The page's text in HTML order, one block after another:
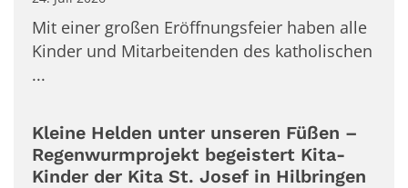
Mit einer großen Eröffnungsfeier haben alle
Kinder und Mitarbeitenden des katholischen
...
Kleine Helden unter unseren Füßen –
Regenwurmprojekt begeistert Kita-
Kinder der Kita St. Josef in Hilbringen